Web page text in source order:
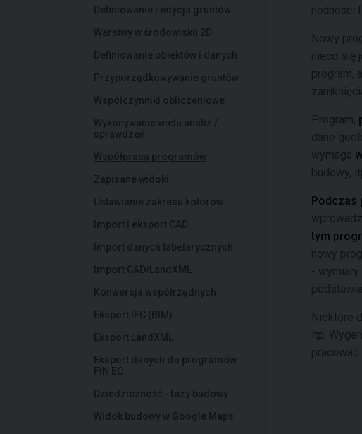
Definiowanie i edycja gruntów
Warstwy w środowisku 2D
Definiowanie obiektów i danych
Przyporządkowywanie gruntów
Współczynniki obliczeniowe
Wykonywanie wielu analiz /
sprawdzeń
Współpraca programów
Zapisane widoki
Ustawianie zakresu kolorów
Import i eksport CAD
Import danych tabelarycznych
Import CAD/LandXML
Konwersja współrzędnych
Eksport IFC (BIM)
Eksport LandXML
Eksport danych do programów
FIN EC
Dziedziczność - fazy budowy
Widok budowy w Google Maps
nośności
Nowy
nieco się
program,
Program,
dane
wymaga
budowy,
Podczas
tym
nowy
-
Niektóre
itp.
pracować